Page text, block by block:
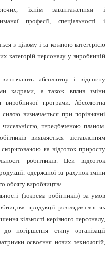
їхнім завантаженням і
професії, спеціальності і
в цілому і за кожною категорією
категорій персоналу у виробничій
визначають абсолютну і відносну
кадрами, а також вплив зміни
виробничої програми. Абсолютна
визначається при порівнянні
чисельністю, передбаченою планом.
виявляється зіставленням
на відсоток приросту
робітників. Цей відсоток
одержаної за рахунок зміни
обсягу виробництва.
(зокрема робітників) за умов
продукції розглядається як
кількості керівного персоналу,
погіршення стану організації
освоєння нових технологій,